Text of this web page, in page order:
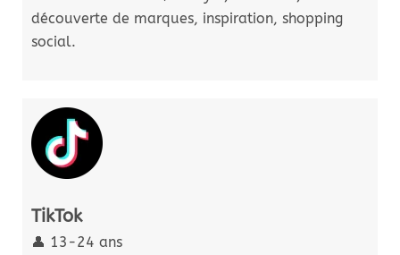
découverte de marques, inspiration, shopping
social.
TikTok
👤 13-24 ans